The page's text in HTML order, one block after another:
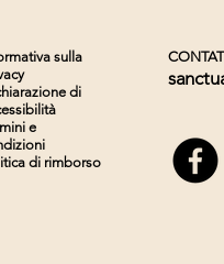
sulla
di
e
di rimborso